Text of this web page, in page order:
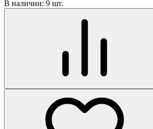
В наличии: 9 шт.